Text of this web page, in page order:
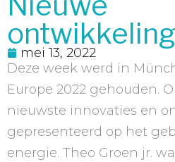
mei 13, 2022
Deze week werd in
Europe 2022 gehouden.
nieuwste innovaties en
gepresenteerd op het
energie. Theo Groen jr.